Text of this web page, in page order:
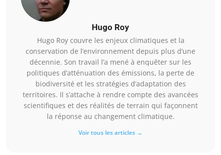
Hugo Roy
Hugo Roy couvre les enjeux climatiques et la
conservation de l’environnement depuis plus d’une
décennie. Son travail l’a mené à enquêter sur les
politiques d’atténuation des émissions, la perte de
biodiversité et les stratégies d’adaptation des
territoires. Il s’attache à rendre compte des avancées
scientifiques et des réalités de terrain qui façonnent
la réponse au changement climatique.
Voir tous les articles →